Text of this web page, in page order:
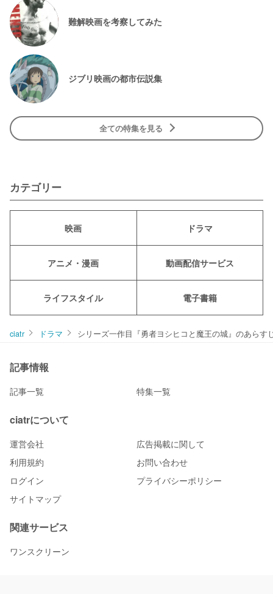
難解映画を考察してみた
ジブリ映画の都市伝説集
全ての特集を見る
カテゴリー
映画 ドラマ
アニメ・漫画 動画配信サービス
ライフスタイル 電子書籍
ciatr ドラマ シリーズ一作目『勇者ヨシヒコと魔王の城』のあらす
記事情報
記事一覧 特集一覧
ciatrについて
運営会社
広告掲載に関して
利用規約
お問い合わせ
ログイン
プライバシーポリシー
サイトマップ
関連サービス
ワンスクリーン